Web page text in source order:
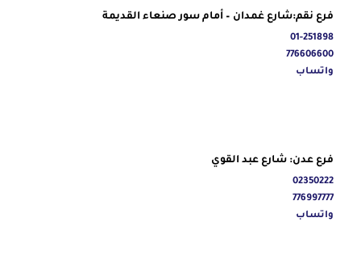
فرع نقم:شارع غمدان – أمام سور صنعاء القديمة
01-251898
776606600
واتساب
فرع عدن: شارع عبد القوي
02350222
776997777
واتساب